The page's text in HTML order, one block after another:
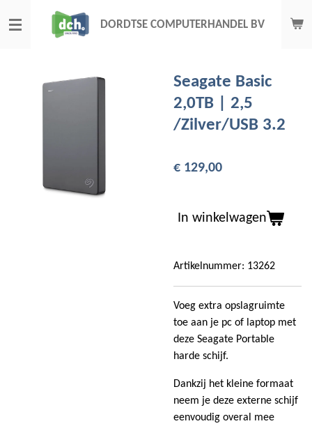
direct
hoofdinhoud
DORDTSE COMPUTERHANDEL BV
Seagate Basic
2,0TB | 2,5
/Zilver/USB 3.2
€ 129,00
In winkelwagen
Artikelnummer: 13262
Voeg extra opslagruimte
toe aan je pc of laptop met
deze Seagate Portable
harde schijf.
Dankzij het kleine formaat
neem je deze externe schijf
eenvoudig overal mee